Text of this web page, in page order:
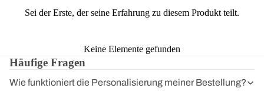
Sei der Erste, der seine Erfahrung zu diesem Produkt teilt.
Keine Elemente gefunden
Häufige Fragen
Wie funktioniert die Personalisierung meiner Bestellung?